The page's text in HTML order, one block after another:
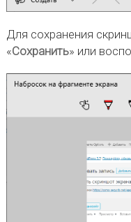
Для сохранения
«Сохранить» или